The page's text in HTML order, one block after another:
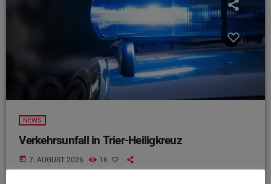
NEWS
Verkehrsunfall in Trier-Heiligkreuz
today 7. AUGUST 2026 16